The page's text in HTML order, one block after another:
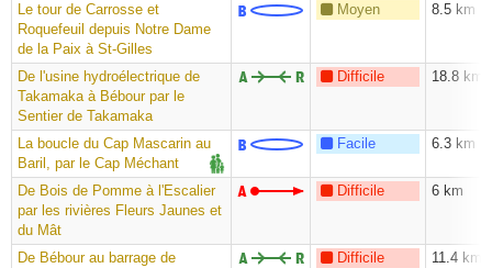
Le tour de Carrosse et
Roquefeuil depuis Notre Dame
de la Paix à St-Gilles
Moyen 8.5 km
De l'usine hydroélectrique de
Takamaka à Bébour par le
Sentier de Takamaka
Difficile 18.8 km
La boucle du Cap Mascarin au
Baril, par le Cap Méchant
Facile 6.3 km
De Bois de Pomme à l'Escalier
par les rivières Fleurs Jaunes et
du Mât
Difficile 6 km
De Bébour au barrage de
Difficile 11.4 km